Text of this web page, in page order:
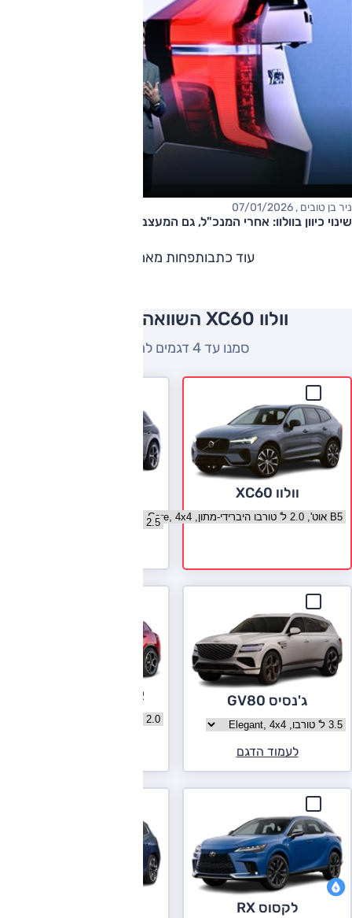
ניר בן טובים , 07/01/2026
שינוי כיוון בוולוו: אחרי המנכ"ל, גם המעצב הוחזר
עוד כתבותפחות מאמרים
וולוו XC60 השוואה למתחרים
סמנו עד 4 דגמים להשוואה
וולוו XC60
בחר גרסה וולוו XC60
בחר גרסה ג'נסיס GV70
ג'נסיס GV80
בחר גרסה ג'נסיס GV80
לעמוד הדגם
אלפא רומיאו סטלביו
בחר גרסה אלפא רומיאו סטלביו
לקסוס RX